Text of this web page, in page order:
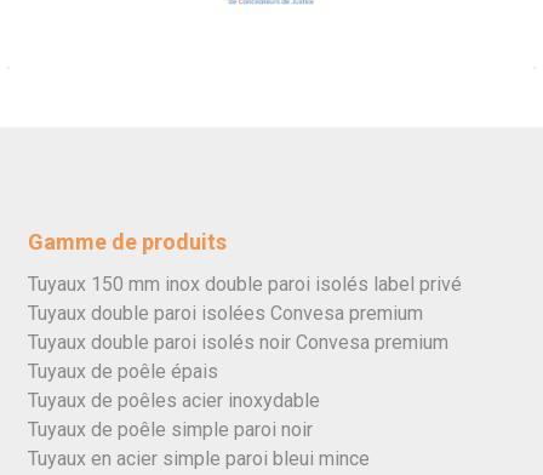
Gamme de produits
Tuyaux 150 mm inox double paroi isolés label privé
Tuyaux double paroi isolées Convesa premium
Tuyaux double paroi isolés noir Convesa premium
Tuyaux de poêle épais
Tuyaux de poêles acier inoxydable
Tuyaux de poêle simple paroi noir
Tuyaux en acier simple paroi bleui mince